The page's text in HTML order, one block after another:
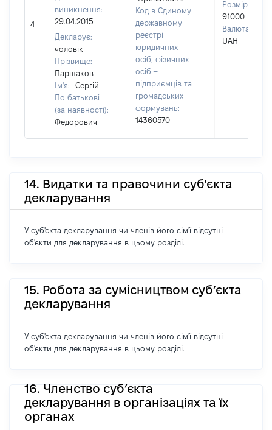
4
виникнення:
29.04.2015
Декларує:
чоловік
Прізвище:
Паршаков
Ім'я:
Сергій
По батькові
(за наявності):
Федорович
Код в Єдиному
державному
реєстрі
юридичних
осіб, фізичних
осіб –
підприємців та
громадських
формувань:
14360570
Розмір:
91000
Валюта:
UAH
14. Видатки та правочини суб'єкта
декларування
У суб'єкта декларування чи членів його сім'ї відсутні
об'єкти для декларування в цьому розділі.
15. Робота за сумісництвом суб’єкта
декларування
У суб'єкта декларування чи членів його сім'ї відсутні
об'єкти для декларування в цьому розділі.
16. Членство суб’єкта
декларування в організаціях та їх
органах